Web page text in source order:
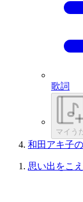
歌詞
マイう
和田アキ子
思い出をこ